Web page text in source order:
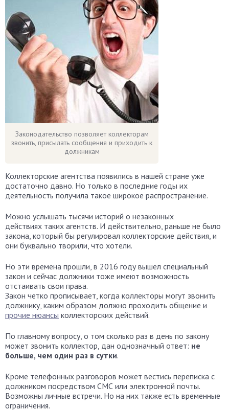
Законодательство позволяет коллекторам
звонить, присылать сообщения и приходить к
должникам
Коллекторские агентства появились в нашей стране уже
достаточно давно. Но только в последние годы их
деятельность получила такое широкое распространение.
Можно услышать тысячи историй о незаконных
действиях таких агентств. И действительно, раньше не было
закона, который бы регулировал коллекторские действия, и
они буквально творили, что хотели.
Но эти времена прошли, в 2016 году вышел специальный
закон и сейчас должники тоже имеют возможность
отстаивать свои права.
Закон четко прописывает, когда коллекторы могут звонить
должнику, каким образом должно проходить общение и
прочие нюансы коллекторских действий.
По главному вопросу, о том сколько раз в день по закону
может звонить коллектор, дан однозначный ответ: не
больше, чем один раз в сутки.
Кроме телефонных разговоров может вестись переписка с
должником посредством СМС или электронной почты.
Возможны личные встречи. Но на них также есть временные
ограничения.